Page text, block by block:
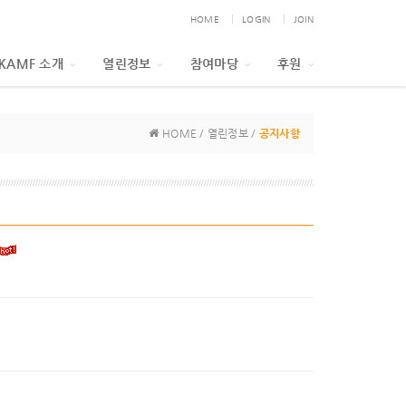
HOME LOGIN JOIN
KAMF 소개 열린정보 참여마당 후원
HOME / 열린정보 / 공지사항